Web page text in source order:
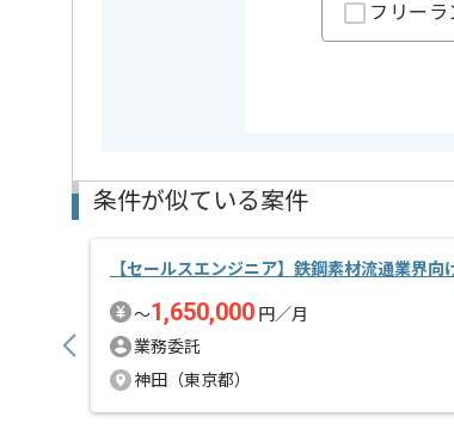
フリー
条件が似ている案件
【セールスエンジニア】鉄鋼素材流通業界
〜1,650,000 円／月
業務委託
神田（東京都）